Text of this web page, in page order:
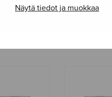
Näytä tiedot ja muokkaa